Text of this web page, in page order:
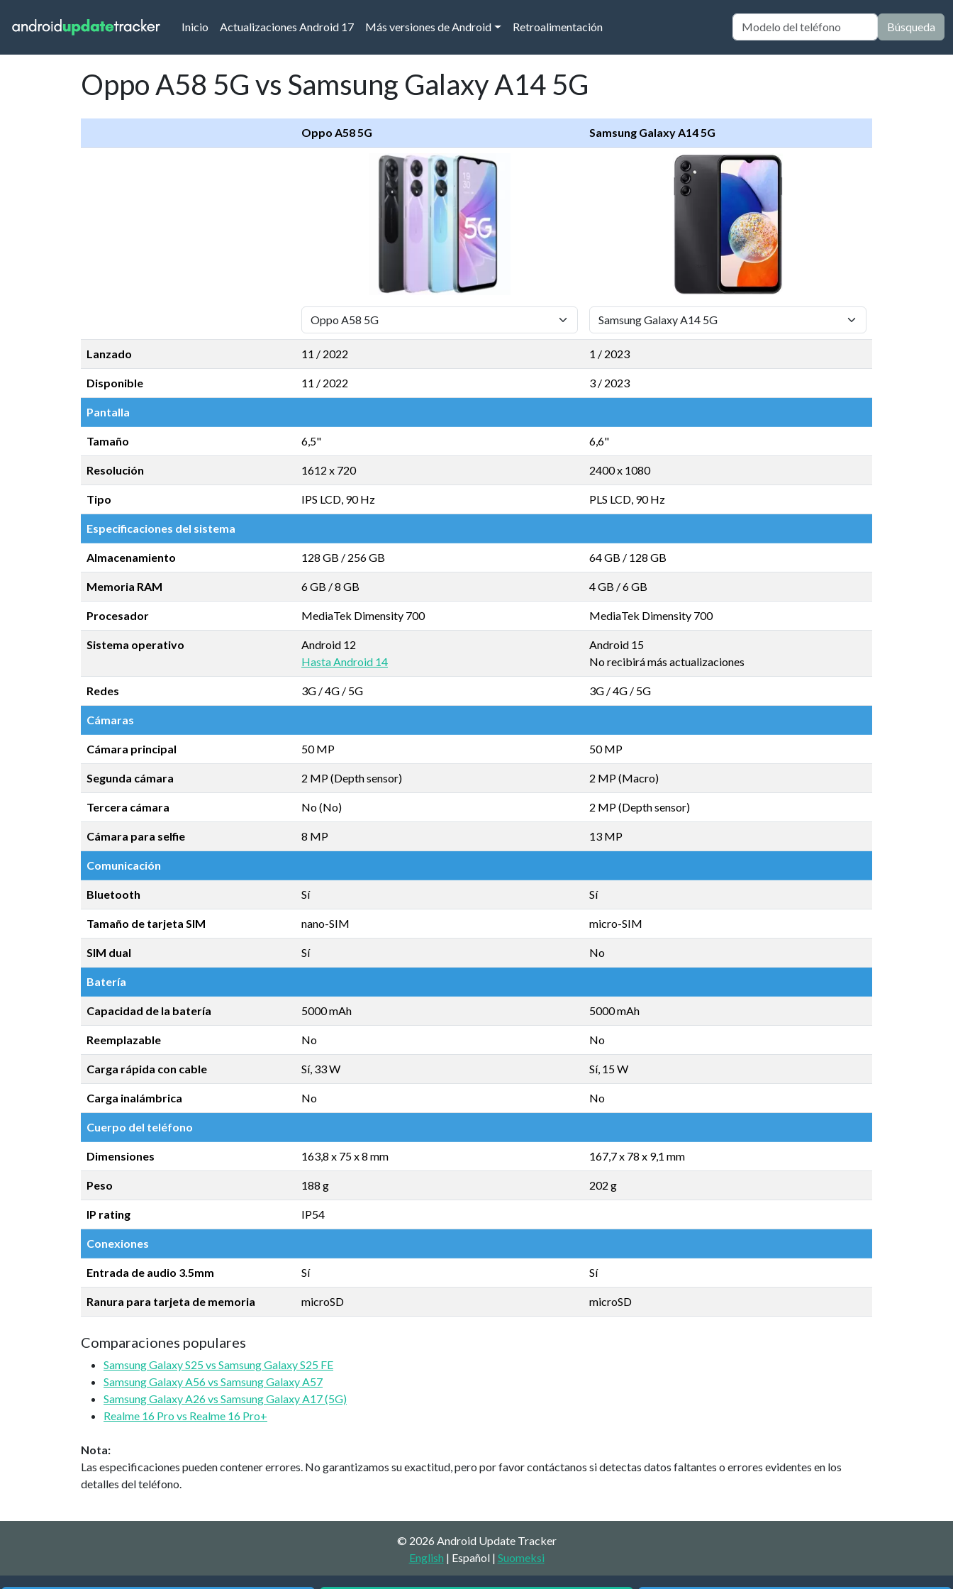
Inicio (current)
Actualizaciones Android 17 Más versiones de Android Retroalimentación Búsqueda
Oppo A58 5G vs Samsung Galaxy A14 5G
Oppo A58 5G Samsung Galaxy A14 5G
Lanzado 11 / 2022 1 / 2023
Disponible 11 / 2022 3 / 2023
Pantalla
Tamaño 6,5" 6,6"
Resolución 1612 x 720 2400 x 1080
Tipo IPS LCD, 90 Hz PLS LCD, 90 Hz
Especificaciones del sistema
Almacenamiento 128 GB / 256 GB 64 GB / 128 GB
Memoria RAM 6 GB /8 GB 4 GB /6 GB
Procesador MediaTek Dimensity 700 MediaTek Dimensity 700
Sistema operativo
Android 12
Hasta Android 14
Android 15
No recibirá más actualizaciones
Redes 3G / 4G / 5G 3G / 4G / 5G
Cámaras
Cámara principal 50 MP 50 MP
Segunda cámara 2 MP (Depth sensor) 2 MP (Macro)
Tercera cámara No (No) 2 MP (Depth sensor)
Cámara para selfie 8 MP 13 MP
Comunicación
Bluetooth Sí Sí
Tamaño de tarjeta SIM nano-SIM micro-SIM
SIM dual Sí No
Batería
Capacidad de la batería 5000 mAh 5000 mAh
Reemplazable No No
Carga rápida con cable Sí, 33 W Sí, 15 W
Carga inalámbrica No No
Cuerpo del teléfono
Dimensiones 163,8 x 75 x 8 mm 167,7 x 78 x 9,1 mm
Peso 188 g 202 g
IP rating IP54
Conexiones
Entrada de audio 3.5mm Sí Sí
Ranura para tarjeta de memoria microSD microSD
Comparaciones populares
Samsung Galaxy S25 vs Samsung Galaxy S25 FE
Samsung Galaxy A56 vs Samsung Galaxy A57
Samsung Galaxy A26 vs Samsung Galaxy A17 (5G)
Realme 16 Pro vs Realme 16 Pro+
Nota:
Las especificaciones pueden contener errores. No garantizamos su exactitud, pero por favor contáctanos si detectas datos faltantes o errores evidentes en los
detalles del teléfono.
© 2026 Android Update Tracker
English | Español | Suomeksi